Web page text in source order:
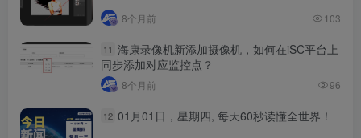
8个月前 103
11 海康录像机新添加摄像机，如何在iSC平台上
同步添加对应监控点？
8个月前 96
12 01月01日，星期四, 每天60秒读懂全世界！